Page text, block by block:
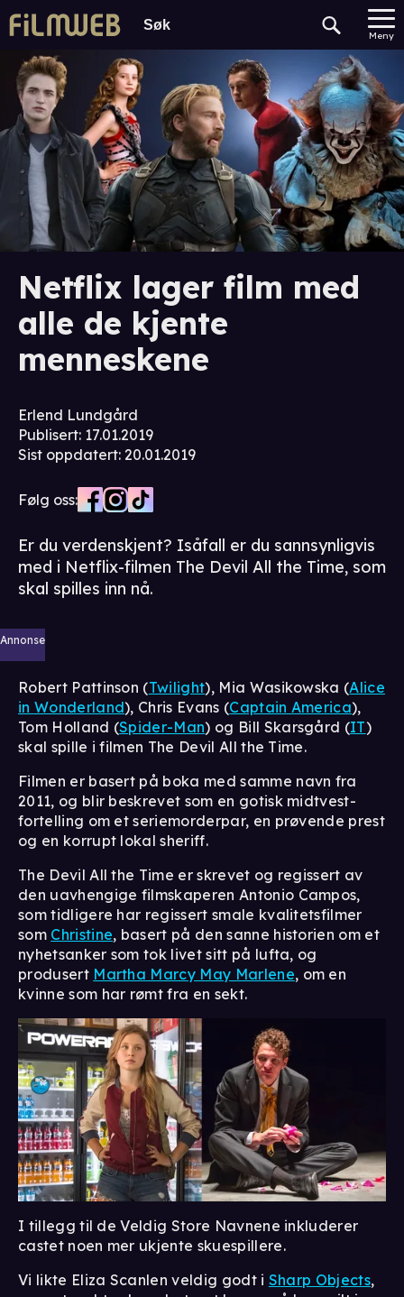
Meny
Netflix lager film med
alle de kjente
menneskene
Erlend Lundgård
Publisert: 17.01.2019
Sist oppdatert: 20.01.2019
Følg oss:
Er du verdenskjent? Isåfall er du sannsynligvis
med i Netflix-filmen The Devil All the Time, som
skal spilles inn nå.
Annonse
Robert Pattinson (Twilight), Mia Wasikowska (Alice
in Wonderland), Chris Evans (Captain America),
Tom Holland (Spider-Man) og Bill Skarsgård (IT)
skal spille i filmen The Devil All the Time.
Filmen er basert på boka med samme navn fra
2011, og blir beskrevet som en gotisk midtvest-
fortelling om et seriemorderpar, en prøvende prest
og en korrupt lokal sheriff.
The Devil All the Time er skrevet og regissert av
den uavhengige filmskaperen Antonio Campos,
som tidligere har regissert smale kvalitetsfilmer
som Christine, basert på den sanne historien om et
nyhetsanker som tok livet sitt på lufta, og
produsert Martha Marcy May Marlene, om en
kvinne som har rømt fra en sekt.
I tillegg til de Veldig Store Navnene inkluderer
castet noen mer ukjente skuespillere.
Vi likte Eliza Scanlen veldig godt i Sharp Objects,